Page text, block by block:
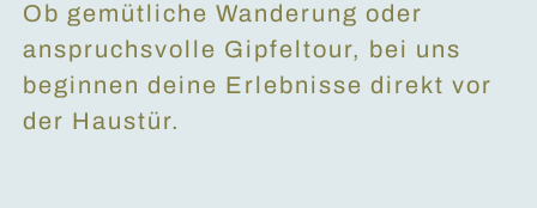
Ob gemütliche Wanderung oder
anspruchsvolle Gipfeltour, bei uns
beginnen deine Erlebnisse direkt vor
der Haustür.